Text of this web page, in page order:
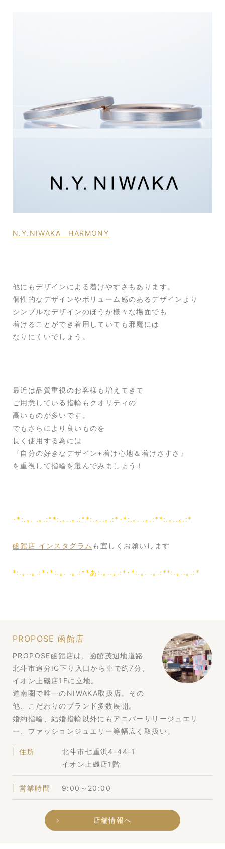
N.Y.NIWAKA HARMONY
他にもデザインによる着けやすさもあります。
個性的なデザインやボリューム感のあるデザインより
シンプルなデザインのほうが様々な場面でも
着けることができ着用していても邪魔には
なりにくいでしょう。
最近は品質重視のお客様も増えてきて
ご用意している指輪もクオリティの
高いものが多いです。
でもさらにより良いものを
長く使用する為には
『自分の好きなデザイン+着け心地＆着けさすさ』
を重視して指輪を選んでみましょう！
･*:.｡. .｡.:**:.｡..｡.:**:.｡..｡.:*･*:.｡. .｡.:**:.｡..｡.:*
函館店 インスタグラム も宜しくお願いします
*:.｡..｡.:*･*:.｡. .｡.:**あ:.｡..｡.:*･*:.｡. .｡.:**:.｡..｡.:*
PROPOSE 函館店
PROPOSE函館店は、函館茂辺地道路
北斗市追分IC下り入口から車で約7分、
イオン上磯店1Fに立地。
道南圏で唯一のNIWAKA取扱店。その
他、こだわりのブランド多数展開。
婚約指輪、結婚指輪以外にもアニバーサリージュエリ
ー、ファッションジュエリー等幅広く取扱い。
住所
北斗市七重浜4-44-1
イオン上磯店1階
営業時間 9:00～20:00
店舗情報へ